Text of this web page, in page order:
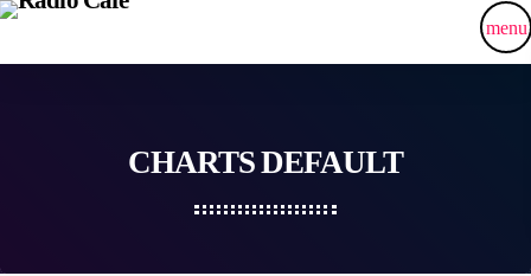
menu
CHARTS DEFAULT